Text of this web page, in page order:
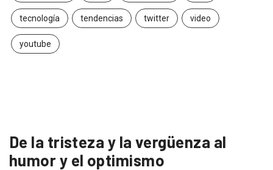
tecnología tendencias twitter video
youtube
De la tristeza y la vergüenza al
humor y el optimismo